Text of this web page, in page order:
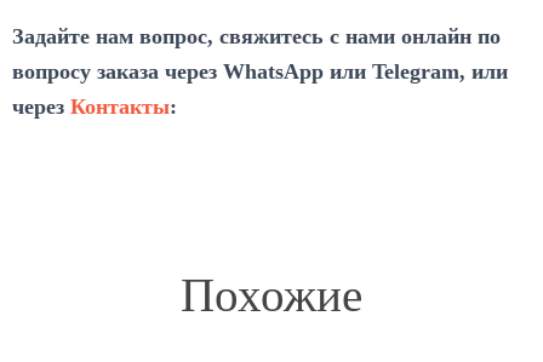
Задайте нам вопрос, свяжитесь с нами онлайн по
вопросу заказа через WhatsApp или Telegram, или
через Контакты:
Похожие